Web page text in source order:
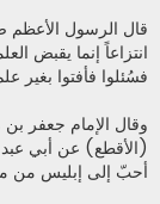
قال الرسول الأعظم
انتزاعاً إنما يقبض
فسُئلوا فأفتوا بغير
وقال الإمام جعفر
(الأقطع) عن أبي
أحبّ إلى إبليس من